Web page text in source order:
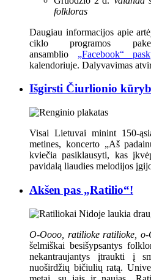
folkloras
Daugiau informacijos apie
ciklo programos
ansamblio „Facebook“
kalendoriuje. Dalyvavimas
Išgirsti Čiurlionio
Visai Lietuvai minint 150-
metines, koncerto „Aš
kviečia pasiklausyti, kas
pavidalą liaudies melodijos
Akšen pas „Ratilio“!
O-Oooo, ratilioke ratilioke,
šelmiškai besišypsantys
nekantraujantys įtraukti į
nuoširdžių bičiulių ratą.